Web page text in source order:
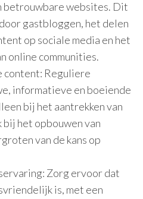
betrouwbare websites. Dit
gastbloggen, het delen
op sociale media en het
online communities.
Reguliere
informatieve en boeiende
bij het aantrekken van
bij het opbouwen van
van de kans op
Zorg ervoor dat
is, met een